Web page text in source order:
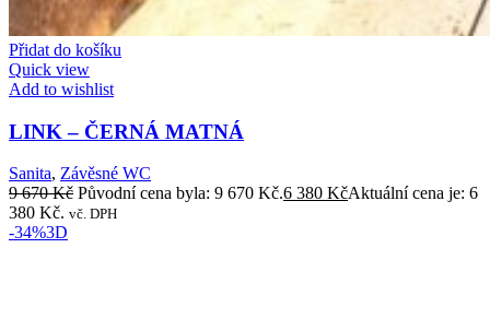
Přidat do košíku
Quick view
Add to wishlist
LINK – ČERNÁ MATNÁ
Sanita, Závěsné WC
9 670Kč Původní cena byla: 9 670 Kč.6 380 KčAktuální cena je: 6
380 Kč. vč. DPH
-34%3D